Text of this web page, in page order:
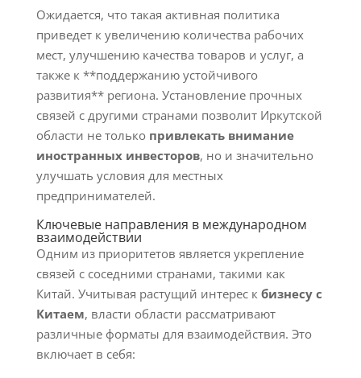
Ожидается, что такая активная политика
приведет к увеличению количества рабочих
мест, улучшению качества товаров и услуг, а
также к **поддержанию устойчивого
развития** региона. Установление прочных
связей с другими странами позволит Иркутской
области не только привлекать внимание
иностранных инвесторов, но и значительно
улучшать условия для местных
предпринимателей.
Ключевые направления в международном
взаимодействии
Одним из приоритетов является укрепление
связей с соседними странами, такими как
Китай. Учитывая растущий интерес к бизнесу с
Китаем, власти области рассматривают
различные форматы для взаимодействия. Это
включает в себя: